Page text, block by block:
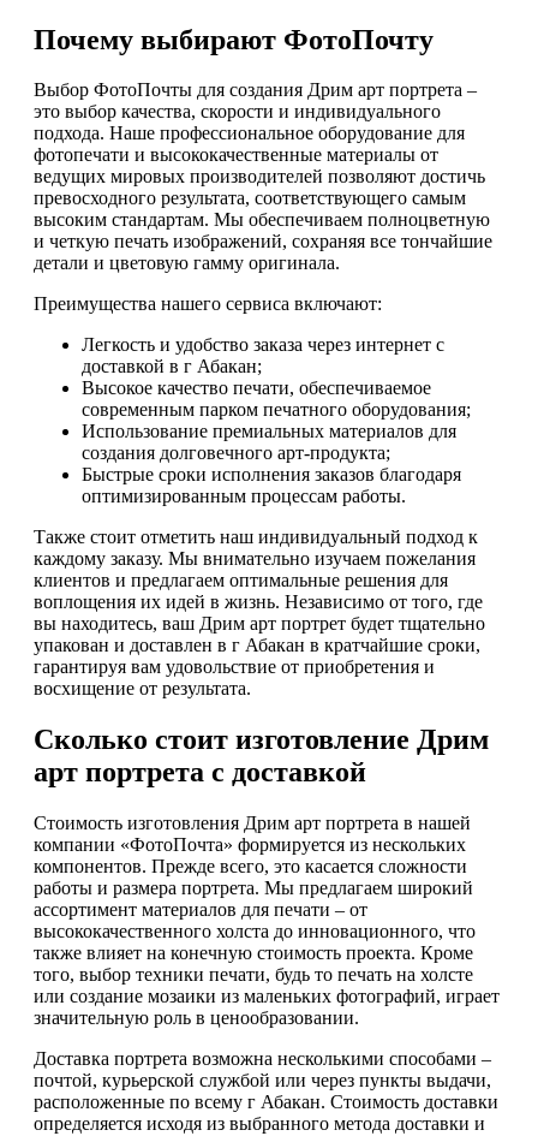
Почему выбирают ФотоПочту
Выбор ФотоПочты для создания Дрим арт портрета –
это выбор качества, скорости и индивидуального
подхода. Наше профессиональное оборудование для
фотопечати и высококачественные материалы от
ведущих мировых производителей позволяют достичь
превосходного результата, соответствующего самым
высоким стандартам. Мы обеспечиваем полноцветную
и четкую печать изображений, сохраняя все тончайшие
детали и цветовую гамму оригинала.
Преимущества нашего сервиса включают:
Легкость и удобство заказа через интернет с
доставкой в г Абакан;
Высокое качество печати, обеспечиваемое
современным парком печатного оборудования;
Использование премиальных материалов для
создания долговечного арт-продукта;
Быстрые сроки исполнения заказов благодаря
оптимизированным процессам работы.
Также стоит отметить наш индивидуальный подход к
каждому заказу. Мы внимательно изучаем пожелания
клиентов и предлагаем оптимальные решения для
воплощения их идей в жизнь. Независимо от того, где
вы находитесь, ваш Дрим арт портрет будет тщательно
упакован и доставлен в г Абакан в кратчайшие сроки,
гарантируя вам удовольствие от приобретения и
восхищение от результата.
Сколько стоит изготовление Дрим
арт портрета с доставкой
Стоимость изготовления Дрим арт портрета в нашей
компании «ФотоПочта» формируется из нескольких
компонентов. Прежде всего, это касается сложности
работы и размера портрета. Мы предлагаем широкий
ассортимент материалов для печати – от
высококачественного холста до инновационного, что
также влияет на конечную стоимость проекта. Кроме
того, выбор техники печати, будь то печать на холсте
или создание мозаики из маленьких фотографий, играет
значительную роль в ценообразовании.
Доставка портрета возможна несколькими способами –
почтой, курьерской службой или через пункты выдачи,
расположенные по всему г Абакан. Стоимость доставки
определяется исходя из выбранного метода доставки и